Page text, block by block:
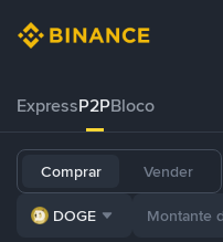
ExpressP2PBloco
Comprar Vender
DOGE